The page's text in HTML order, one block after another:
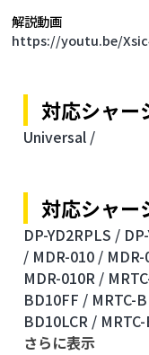
解説動画
https://youtu.be/
対応シャー
Universal /
対応シャー
DP-YD2RPLS /
/ MDR-010 /
MDR-010R /
BD10FF / MRTC-
BD10LCR /
さらに表⽰